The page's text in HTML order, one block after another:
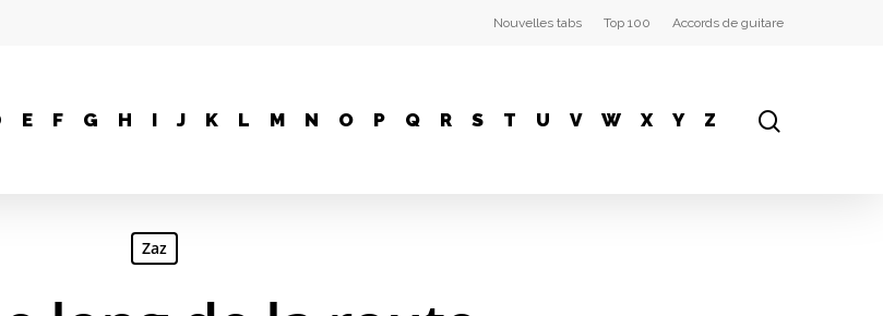
Nouvelles tabs Top 100 Accords de guitare
E F G H I J K L M N O P Q R S T U V W X Y Z
Zaz